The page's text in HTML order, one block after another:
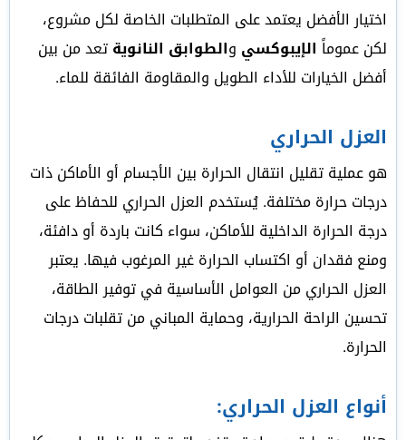
اختيار الأفضل يعتمد على المتطلبات الخاصة لكل مشروع،
لكن عموماً الإيبوكسي والطوابق النانويةتعد من بين
أفضل الخيارات للأداء الطويل والمقاومة الفائقة للماء.
العزل الحراري
هو عملية تقليل انتقال الحرارة بين الأجسام أو الأماكن ذات
درجات حرارة مختلفة. يُستخدم العزل الحراري للحفاظ على
درجة الحرارة الداخلية للأماكن، سواء كانت باردة أو دافئة،
ومنع فقدان أو اكتساب الحرارة غير المرغوب فيها. يعتبر
العزل الحراري من العوامل الأساسية في توفير الطاقة،
تحسين الراحة الحرارية، وحماية المباني من تقلبات درجات
الحرارة.
أنواع العزل الحراري: